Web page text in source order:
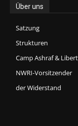
Über uns
Satzung
Strukturen
Camp Ashraf &
NWRI-Vorsitzender
der Widerstand